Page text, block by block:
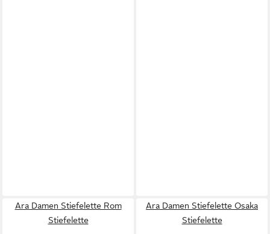
Ara Damen Stiefelette Rom
Stiefelette
Ara Damen Stiefelette Osaka
Stiefelette